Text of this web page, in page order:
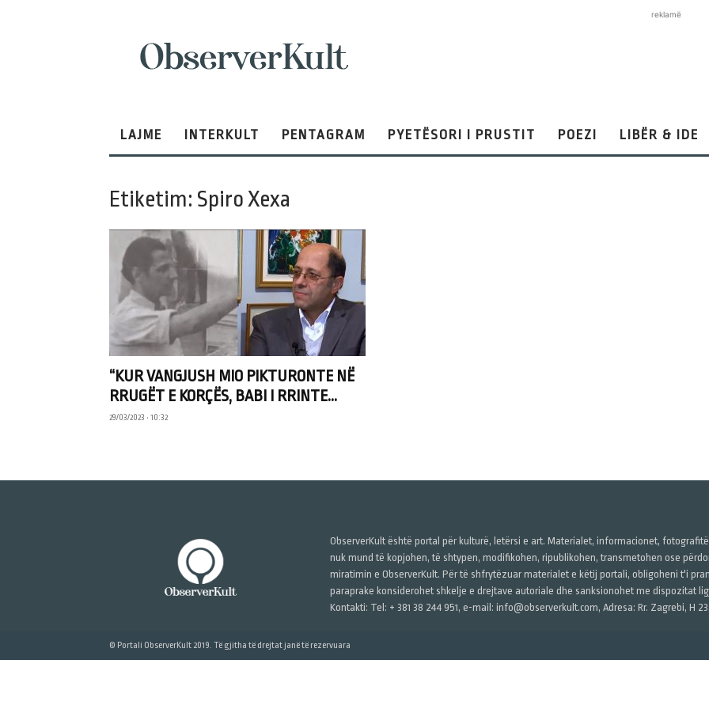
reklamë
LAJME INTERKULT PENTAGRAM PYETËSORI I PRUSTIT POEZI LIBËR & IDE
Etiketim: Spiro Xexa
“KUR VANGJUSH MIO PIKTURONTE NË
RRUGËT E KORÇËS, BABI I RRINTE...
29/03/2023 • 10:32
ObserverKult është portal për kulturë, letërsi e art. Materialet, informacionet,
nuk mund të kopjohen, të shtypen, modifikohen, ripublikohen, transmetohen ose
miratimin e ObserverKult. Për të shfrytëzuar materialet e këtij portali, obligoheni t'i
paraprake konsiderohet shkelje e drejtave autoriale dhe sanksionohet me dispozitat
Kontakti: Tel: + 381 38 244 951, e-mail: info@observerkult.com, Adresa: Rr. Zagrebi, H
© Portali ObserverKult 2019. Të gjitha të drejtat janë të rezervuara